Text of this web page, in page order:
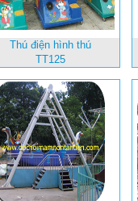
Thú điện hình thú
TT125